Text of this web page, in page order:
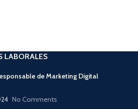
LABORALES
de Marketing Digital
No Comments